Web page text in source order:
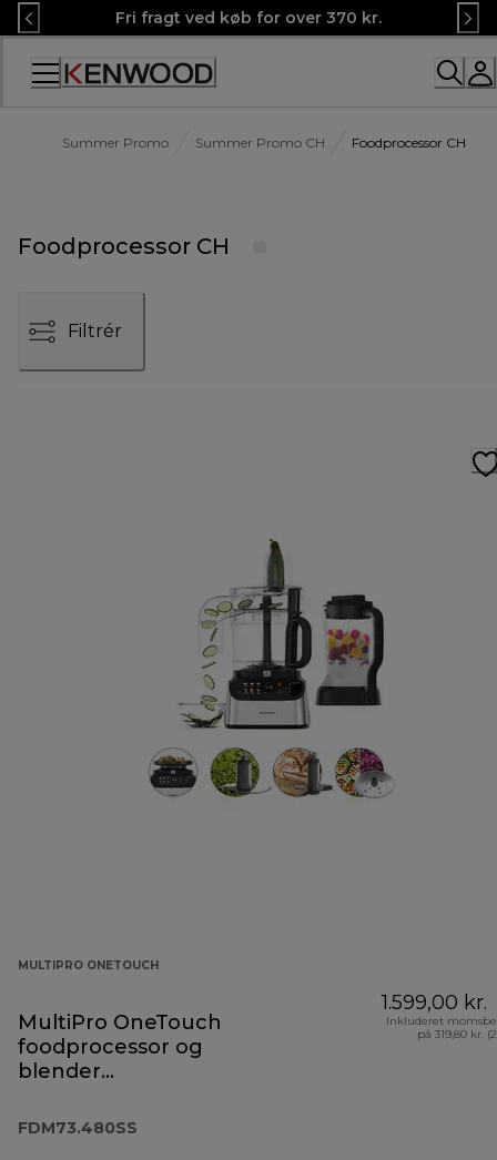
Skip
to
Content
Fri fragt ved køb for over 370 kr.
Summer Promo Summer Promo CH Foodprocessor CH
Foodprocessor CH
Filtrér
MULTIPRO ONETOUCH
MultiPro OneTouch
foodprocessor og
blender
FDM73.480SS
1.599,00 kr.
Inkluderet
på 319,80 kr.